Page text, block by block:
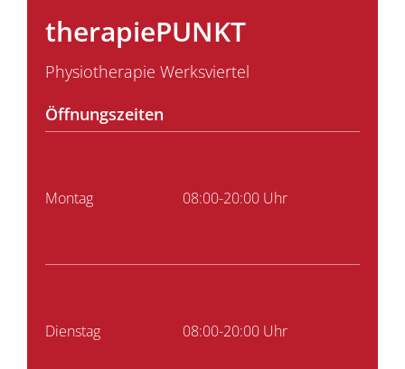
therapiePUNKT
Physiotherapie Werksviertel
Öffnungszeiten
Montag 08:00-20:00 Uhr
Dienstag 08:00-20:00 Uhr